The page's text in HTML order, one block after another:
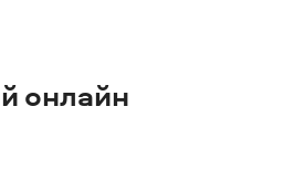
онлайн